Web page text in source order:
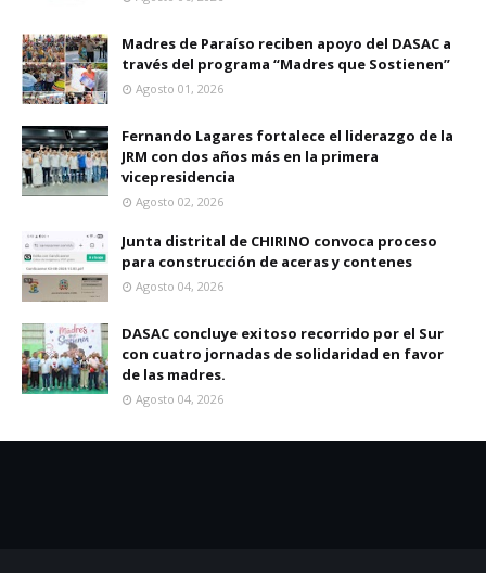
Madres de Paraíso reciben apoyo del DASAC a
través del programa “Madres que Sostienen”
Agosto 01, 2026
Fernando Lagares fortalece el liderazgo de la
JRM con dos años más en la primera
vicepresidencia
Agosto 02, 2026
Junta distrital de CHIRINO convoca proceso
para construcción de aceras y contenes
Agosto 04, 2026
DASAC concluye exitoso recorrido por el Sur
con cuatro jornadas de solidaridad en favor
de las madres.
Agosto 04, 2026